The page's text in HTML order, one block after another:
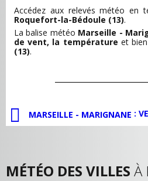
Accédez aux relevés météo en
Roquefort-la-Bédoule (13).
La balise météo Marseille -
de vent, la température et
(13).
MARSEILLE - MARIGNANE :
MÉTÉO DES VILLES À